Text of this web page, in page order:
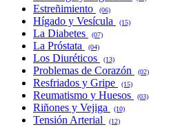
Estreñimiento (06)
Hígado y Vesícula (15)
La Diabetes (07)
La Próstata (04)
Los Diuréticos (13)
Problemas de Corazón (02)
Resfriados y Gripe (15)
Reumatismo y Huesos (03)
Riñones y Vejiga (10)
Tensión Arterial (12)